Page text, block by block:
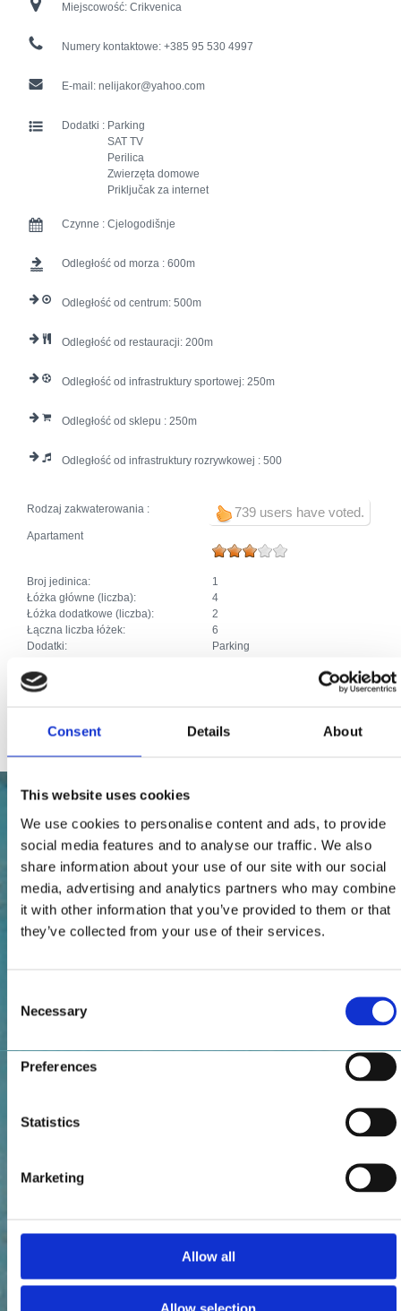
Consent Details About
This website uses cookies
We use cookies to personalise content and ads, to provide
social media features and to analyse our traffic. We also
share information about your use of our site with our social
media, advertising and analytics partners who may combine
it with other information that you’ve provided to them or that
they’ve collected from your use of their services.
Selection
Necessary
Preferences
Statistics
Marketing
Allow all
Miejscowość: Crikvenica
Numery kontaktowe: +385 95 530 4997
E-mail: nelijakor@yahoo.com
Dodatki : Parking
SAT TV
Perilica
Zwierzęta domowe
Priključak za internet
Czynne : Cjelogodišnje
Odległość od morza : 600
Odległość od centrum: 500
Odległość od restauracji: 200
Odległość od infrastruktury sportowej: 250
Odległość od sklepu : 250
Odległość od infrastruktury rozrywkowej : 500
739 users have voted.
Rodzaj zakwaterowania :
Apartament
Broj jedinica:
1
Łóżka główne (liczba):
4
Łóżka dodatkowe (liczba):
2
Łączna liczba łóżek:
6
Dodatki:
Parking